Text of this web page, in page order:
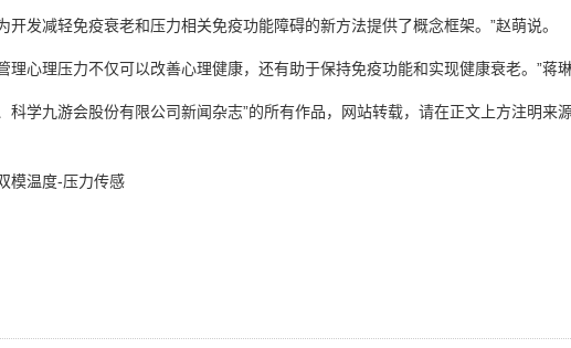
减轻免疫衰老和压力相关免疫功能障碍的新方法提供了概念框架。”赵萌说。
理压力不仅可以改善心理健康，还有助于保持免疫功能和实现健康衰老。”蒋琳
科学九游会股份有限公司新闻杂志”的所有作品，网站转载，请在正文上方注明
模温度-压力传感